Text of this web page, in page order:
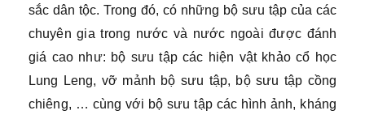
sắc dân tộc. Trong đó, có những bộ sưu tập của các
chuyên gia trong nước và nước ngoài được đánh
giá cao như: bộ sưu tập các hiện vật khảo cổ học
Lung Leng, vỡ mảnh bộ sưu tập, bộ sưu tập cồng
chiêng, … cùng với bộ sưu tập các hình ảnh, kháng